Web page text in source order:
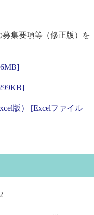
集要項等（修正版）を
版） [Excelファイル